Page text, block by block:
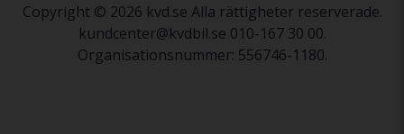
Copyright © 2026 kvd.se Alla rättigheter reserverade.
kundcenter@kvdbil.se 010-167 30 00.
Organisationsnummer: 556746-1180.